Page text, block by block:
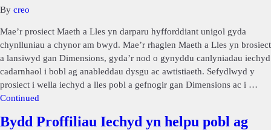
By creo
Mae’r prosiect Maeth a Lles yn darparu hyfforddiant unigol gyda
chynlluniau a chynor am bwyd. Mae’r rhaglen Maeth a Lles yn brosiect
a lansiwyd gan Dimensions, gyda’r nod o gynyddu canlyniadau iechyd
cadarnhaol i bobl ag anableddau dysgu ac awtistiaeth. Sefydlwyd y
prosiect i wella iechyd a lles pobl a gefnogir gan Dimensions ac i …
Continued
Bydd Proffiliau Iechyd yn helpu pobl ag